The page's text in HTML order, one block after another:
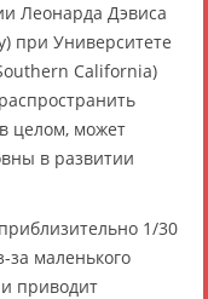
Леонарда Дэвиса
при Университете
California)
целом, может
в развитии
1/30
за маленького
приводит